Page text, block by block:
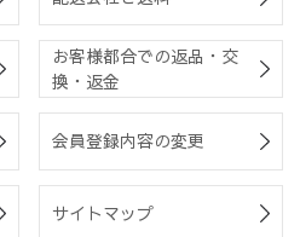
お客様都合での返品・交
換・返金
会員登録内容の変更
サイトマップ